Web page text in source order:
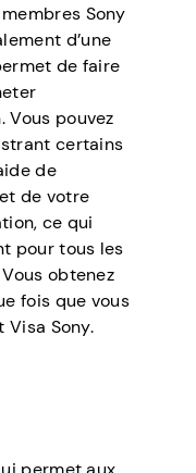
Sony
d’une
de faire
pouvez
certains
de
de votre
ce qui
pour tous les
obtenez
fois que vous
Sony.